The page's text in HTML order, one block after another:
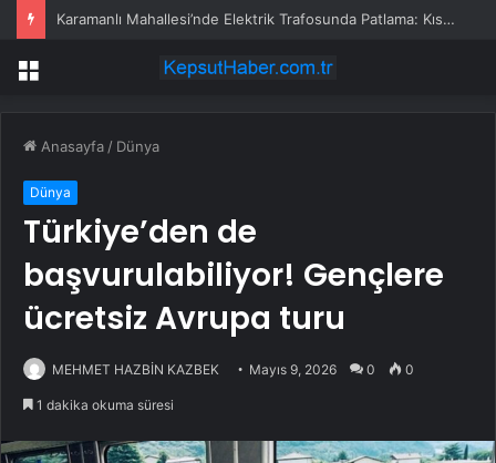
Karamanlı Mahallesi’nde Elektrik Trafosunda Patlama: Kısa Süreli Panik ve Elektrik Kesintisi
Menü
Anasayfa / Dünya
Dünya
Türkiye’den de
başvurulabiliyor! Gençlere
ücretsiz Avrupa turu
MEHMET HAZBİN KAZBEK Mayıs 9, 2026 0 0
1 dakika okuma süresi